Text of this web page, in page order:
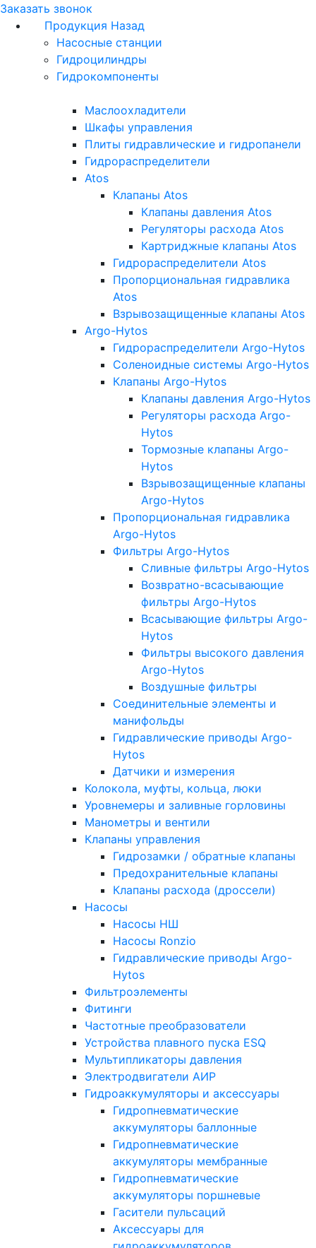
Заказать звонок
Продукция Назад
Насосные станции
Гидроцилиндры
Гидрокомпоненты
Маслоохладители
Шкафы управления
Плиты гидравлические и гидропанели
Гидрораспределители
Atos
Клапаны Atos
Клапаны давления Atos
Регуляторы расхода Atos
Картриджные клапаны Atos
Гидрораспределители Atos
Пропорциональная гидравлика
Atos
Взрывозащищенные клапаны Atos
Argo-Hytos
Гидрораспределители Argo-Hytos
Соленоидные системы Argo-Hytos
Клапаны Argo-Hytos
Клапаны давления Argo-Hytos
Регуляторы расхода Argo-
Hytos
Тормозные клапаны Argo-
Hytos
Взрывозащищенные клапаны
Argo-Hytos
Пропорциональная гидравлика
Argo-Hytos
Фильтры Argo-Hytos
Сливные фильтры Argo-Hytos
Возвратно-всасывающие
фильтры Argo-Hytos
Всасывающие фильтры Argo-
Hytos
Фильтры высокого давления
Argo-Hytos
Воздушные фильтры
Соединительные элементы и
манифольды
Гидравлические приводы Argo-
Hytos
Датчики и измерения
Колокола, муфты, кольца, люки
Уровнемеры и заливные горловины
Манометры и вентили
Клапаны управления
Гидрозамки / обратные клапаны
Предохранительные клапаны
Клапаны расхода (дроссели)
Насосы
Насосы НШ
Насосы Ronzio
Гидравлические приводы Argo-
Hytos
Фильтроэлементы
Фитинги
Частотные преобразователи
Устройства плавного пуска ESQ
Мультипликаторы давления
Электродвигатели АИР
Гидроаккумуляторы и аксессуары
Гидропневматические
аккумуляторы баллонные
Гидропневматические
аккумуляторы мембранные
Гидропневматические
аккумуляторы поршневые
Гасители пульсаций
Аксессуары для